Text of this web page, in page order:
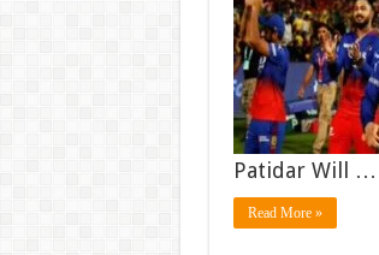
Patidar Will …
Read More »